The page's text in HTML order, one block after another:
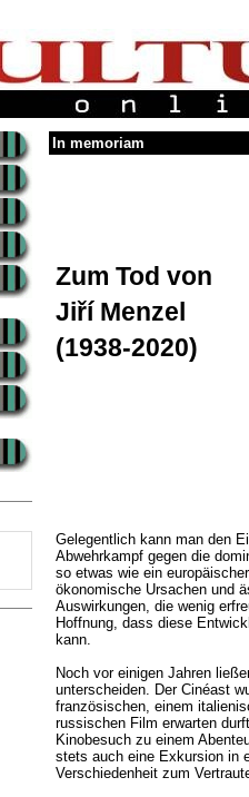
In memoriam
Zum Tod von
Jiří Menzel
(1938-2020)
Gelegentlich kann man den
Abwehrkampf gegen die
so etwas wie ein
ökonomische Ursachen und
Auswirkungen, die wenig
Hoffnung, dass diese
kann.
Noch vor einigen Jahren
unterscheiden. Der Cinéast
französischen, einem
russischen Film erwarten
Kinobesuch zu einem
stets auch eine Exkursion in
Verschiedenheit zum